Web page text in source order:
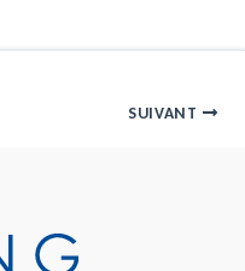
SUIVANT